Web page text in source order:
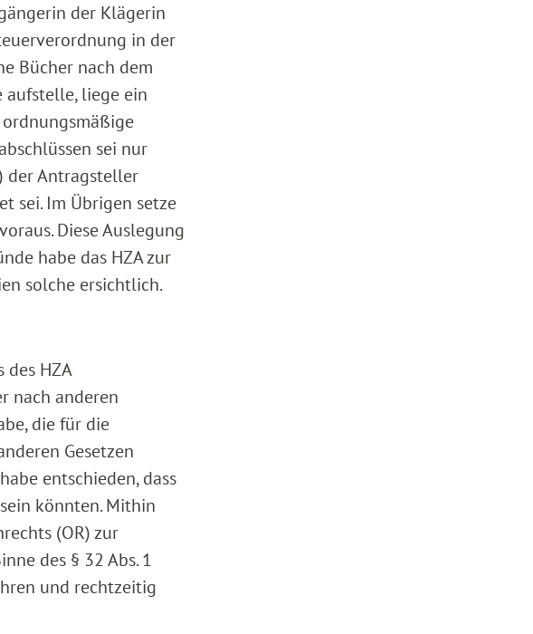
der Klägerin
in der
Bücher nach dem
aufstelle, liege ein
sei nur
der Antragsteller
sei. Im Übrigen setze
Diese Auslegung
habe das HZA zur
solche ersichtlich.
des HZA
nach anderen
die für die
Gesetzen
entschieden, dass
könnten. Mithin
(OR) zur
des § 32 Abs. 1
und rechtzeitig